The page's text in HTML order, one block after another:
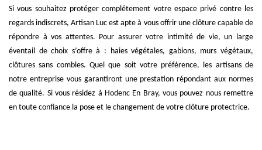
Si vous souhaitez protéger complétement votre espace privé contre les
regards indiscrets, Artisan Luc est apte à vous offrir une clôture capable de
répondre à vos attentes. Pour assurer votre intimité de vie, un large
éventail de choix s’offre à : haies végétales, gabions, murs végétaux,
clôtures sans combles. Quel que soit votre préférence, les artisans de
notre entreprise vous garantiront une prestation répondant aux normes
de qualité. Si vous résidez à Hodenc En Bray, vous pouvez nous remettre
en toute confiance la pose et le changement de votre clôture protectrice.